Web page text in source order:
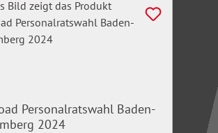
Personalratswahl Baden-
2024